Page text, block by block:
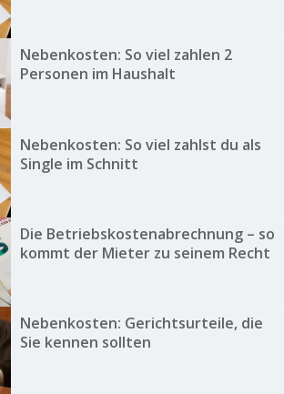
Nebenkosten: So viel zahlen 2
Personen im Haushalt
Nebenkosten: So viel zahlst du als
Single im Schnitt
Die Betriebskostenabrechnung – so
kommt der Mieter zu seinem Recht
Nebenkosten: Gerichtsurteile, die
Sie kennen sollten